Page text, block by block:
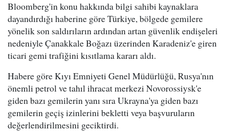
Bloomberg'in konu hakkında bilgi sahibi kaynaklara
dayandırdığı haberine göre Türkiye, bölgede gemilere
yönelik son saldırıların ardından artan güvenlik endişeleri
nedeniyle Çanakkale Boğazı üzerinden Karadeniz'e giren
ticari gemi trafiğini kısıtlama kararı aldı.
Habere göre Kıyı Emniyeti Genel Müdürlüğü, Rusya'nın
önemli petrol ve tahıl ihracat merkezi Novorossiysk'e
giden bazı gemilerin yanı sıra Ukrayna'ya giden bazı
gemilerin geçiş izinlerini bekletti veya başvuruların
değerlendirilmesini geciktirdi.